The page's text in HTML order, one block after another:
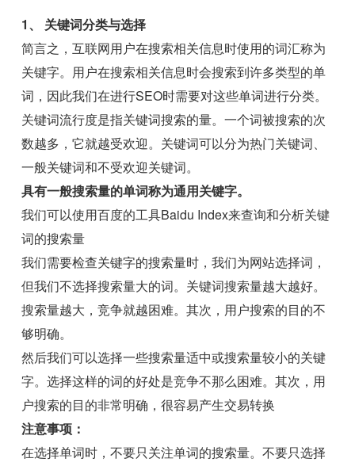
1、 关键词分类与选择
简言之，互联网用户在搜索相关信息时使用的词汇称为
关键字。用户在搜索相关信息时会搜索到许多类型的单
词，因此我们在进行SEO时需要对这些单词进行分类。
关键词流行度是指关键词搜索的量。一个词被搜索的次
数越多，它就越受欢迎。关键词可以分为热门关键词、
一般关键词和不受欢迎关键词。
具有一般搜索量的单词称为通用关键字。
我们可以使用百度的工具Baidu Index来查询和分析关键
词的搜索量
我们需要检查关键字的搜索量时，我们为网站选择词，
但我们不选择搜索量大的词。关键词搜索量越大越好。
搜索量越大，竞争就越困难。其次，用户搜索的目的不
够明确。
然后我们可以选择一些搜索量适中或搜索量较小的关键
字。选择这样的词的好处是竞争不那么困难。其次，用
户搜索的目的非常明确，很容易产生交易转换
注意事项：
在选择单词时，不要只关注单词的搜索量。不要只选择